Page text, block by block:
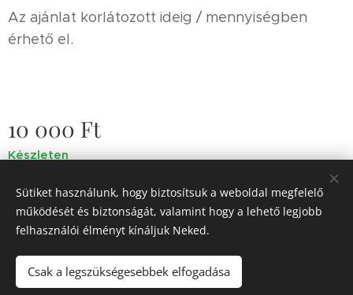
Az ajánlat korlátozott ideig / mennyiségben
érhető el.
10 000 Ft
Készleten
A honlapot igazította a Szegedi Szalon 2015
Sütik
Sütiket használunk, hogy biztosítsuk a weboldal megfelelő
működését és biztonságát, valamint hogy a lehető legjobb
felhasználói élményt kínáljuk Neked.
Csak a legszükségesebbek elfogadása